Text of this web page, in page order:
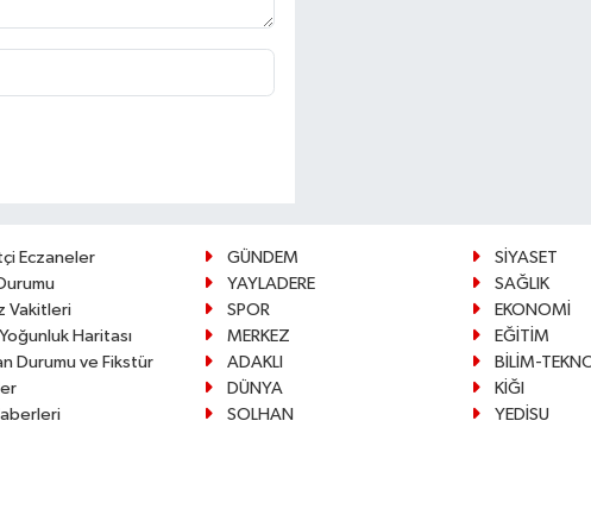
Eczaneler
Vakitleri
Haritası
Durumu ve Fikstür
GÜNDEM
SİYASET
YAYLADERE
SAĞLIK
SPOR
EKONOMİ
MERKEZ
EĞİTİM
ADAKLI
BİLİM-
DÜNYA
KİĞI
SOLHAN
YEDİSU